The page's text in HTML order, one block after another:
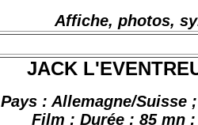
Affiche, photos,
JACK
Pays : Allemagne/Suisse ;
Film ; Durée : 85 mn